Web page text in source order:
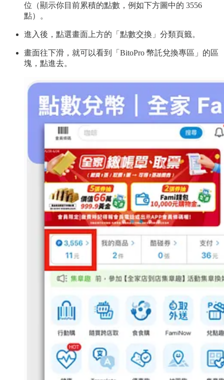
位（顯示你目前累積的點數，例如下方圖中的 3556
點）。
進入後，點選畫面上方的「點數交換」分類頁籤。
畫面往下滑，就可以看到「BitoPro 幣託兌換專區」的區
塊，點進去。